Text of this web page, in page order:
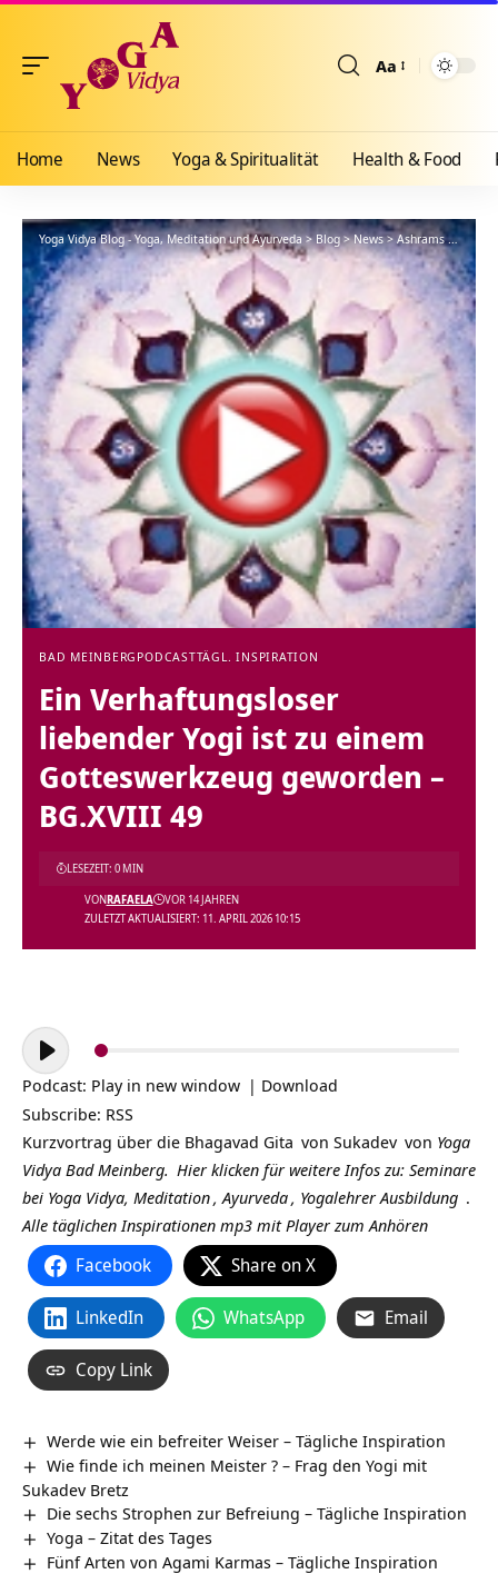
Aa
Home News Yoga & Spiritualität Health & Food
Yoga Vidya Blog - Yoga, Meditation und Ayurveda>Blog>News>Ashrams> Bad
BAD MEINBERG PODCASTTÄGL. INSPIRATION
Ein Verhaftungsloser
liebender Yogi ist zu einem
Gotteswerkzeug geworden –
BG.XVIII 49
ZULETZT AKTUALISIERT: 11. APRIL 2026 10:15
VONRAFAELA VOR 14 JAHREN
LESEZEIT: 0 MIN
Audio-
Player
Podcast: Play in new window | Download
Subscribe: RSS
Kurzvortrag über die Bhagavad Gita von Sukadev von Yoga
Vidya Bad Meinberg. Hier klicken für weitere Infos zu: Seminare
bei Yoga Vidya, Meditation,Ayurveda, Yogalehrer Ausbildung .
Alle täglichen Inspirationen mp3 mit Player zum Anhören
Facebook Share on X
LinkedIn WhatsApp Email
Copy Link
Werde wie ein befreiter Weiser – Tägliche Inspiration
Wie finde ich meinen Meister ? – Frag den Yogi mit
Sukadev Bretz
Die sechs Strophen zur Befreiung – Tägliche Inspiration
Yoga – Zitat des Tages
Fünf Arten von Agami Karmas – Tägliche Inspiration